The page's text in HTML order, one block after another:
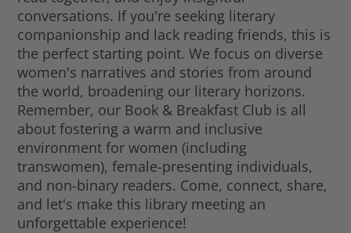
conversations. If you're seeking literary
companionship and lack reading friends, this is
the perfect starting point. We focus on diverse
women's narratives and stories from around
the world, broadening our literary horizons.
Remember, our Book & Breakfast Club is all
about fostering a warm and inclusive
environment for women (including
transwomen), female-presenting individuals,
and non-binary readers. Come, connect, share,
and let's make this library meeting an
unforgettable experience!